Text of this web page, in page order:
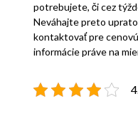
potrebujete, či cez
Neváhajte preto
kontaktovať pre
informácie práve na